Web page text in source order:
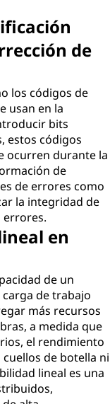
de
los códigos de
usan en la
bits
estos códigos
ocurren durante la
de
de errores como
la integridad de
errores.
en
de un
de trabajo
más recursos
a medida que
el rendimiento
de botella ni
lineal es una